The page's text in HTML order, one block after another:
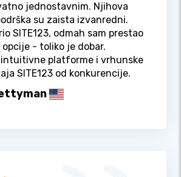
jednostavnim. Njihova
su zaista izvanredni.
SITE123, odmah sam prestao
- toliko je dobar.
intuitivne platforme i vrhunske
SITE123 od konkurencije.